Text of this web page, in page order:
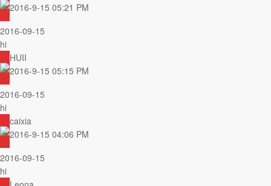
2016-9-15 05:21 PM
2016-09-15
hi
HUII
2016-9-15 05:15 PM
2016-09-15
hi
caixia
2016-9-15 04:06 PM
2016-09-15
hi